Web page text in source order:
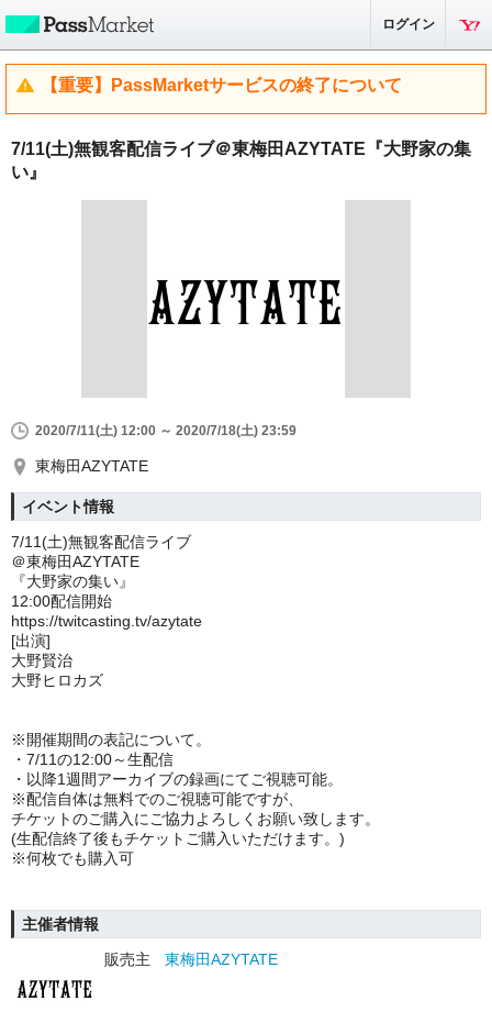
ログイン
【重要】PassMarketサービスの終了について
7/11(土)無観客配信ライブ＠東梅田AZYTATE『大野家の集
い』
2020/7/11(土) 12:00 ～ 2020/7/18(土) 23:59
東梅田AZYTATE
イベント情報
7/11(土)無観客配信ライブ
＠東梅田AZYTATE
『大野家の集い』
12:00配信開始
https://twitcasting.tv/azytate
[出演]
大野賢治
大野ヒロカズ
※開催期間の表記について。
・7/11の12:00～生配信
・以降1週間アーカイブの録画にてご視聴可能。
※配信自体は無料でのご視聴可能ですが、
チケットのご購入にご協力よろしくお願い致します。
(生配信終了後もチケットご購入いただけます。)
※何枚でも購入可
主催者情報
販売主
東梅田AZYTATE